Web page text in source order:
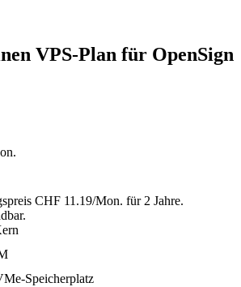
VPS-Plan für OpenSign
CHF 11.19/Mon. für 2 Jahre.
Speicherplatz